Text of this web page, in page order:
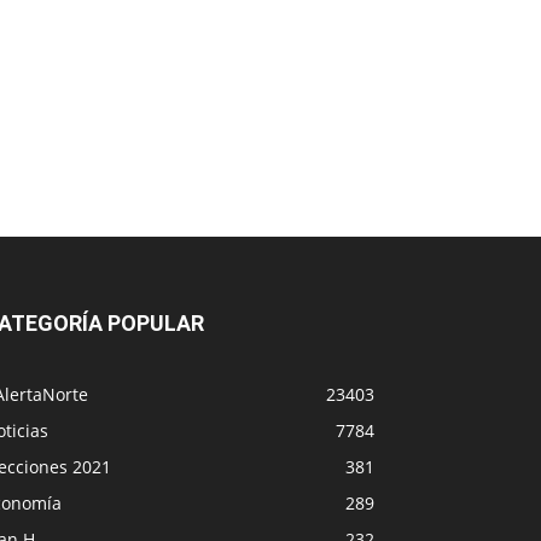
POPULAR
23403
7784
2021
381
289